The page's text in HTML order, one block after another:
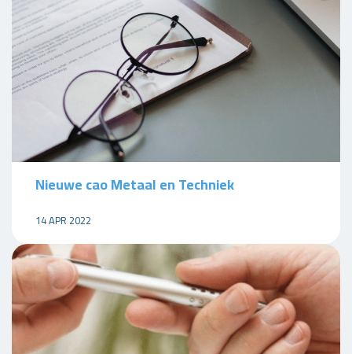
Nieuwe cao Metaal en Techniek
14 APR 2022